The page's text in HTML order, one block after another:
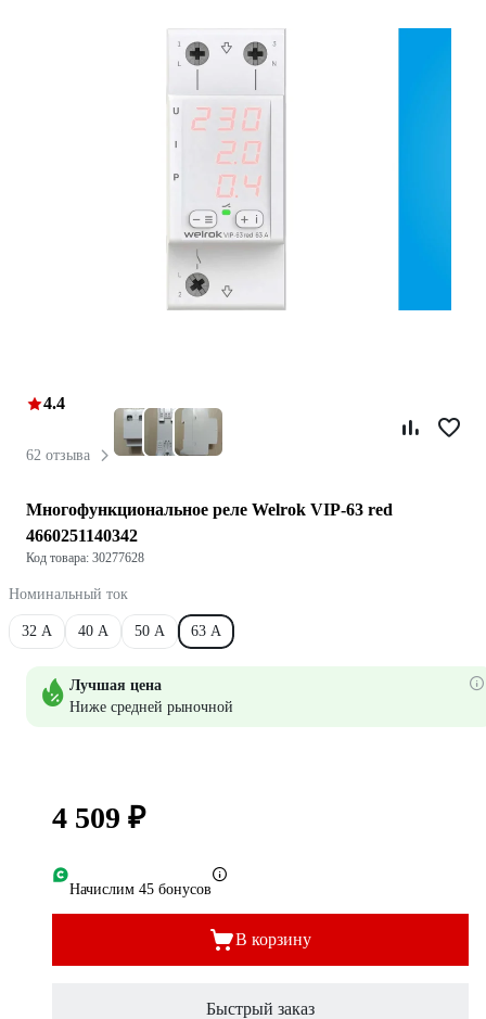
4.4
62 отзыва
Многофункциональное реле Welrok VIP-63 red
4660251140342
Код товара: 30277628
Номинальный ток
32 А 40 А 50 А 63 А
Лучшая цена
Ниже средней рыночной
4 509 ₽
Начислим 45 бонусов
В корзину
Быстрый заказ